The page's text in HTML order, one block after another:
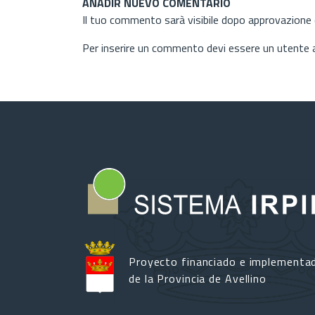
Il tuo commento sarà visibile dopo approvazione
Per inserire un commento devi essere un
Proyecto financiado e
de la Provincia de Avellino